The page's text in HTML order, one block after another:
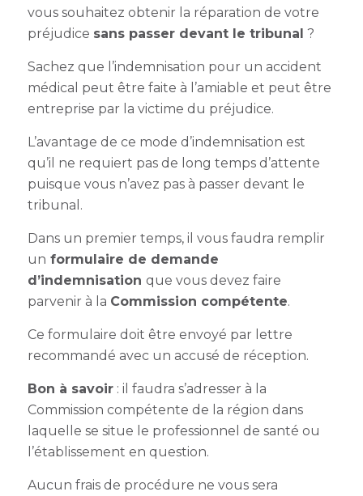
vous souhaitez obtenir la réparation de votre
préjudice sans passer devant le tribunal ?
Sachez que l’indemnisation pour un accident
médical peut être faite à l’amiable et peut être
entreprise par la victime du préjudice.
L’avantage de ce mode d’indemnisation est
qu’il ne requiert pas de long temps d’attente
puisque vous n’avez pas à passer devant le
tribunal.
Dans un premier temps, il vous faudra remplir
un formulaire de demande
d’indemnisation que vous devez faire
parvenir à la Commission compétente.
Ce formulaire doit être envoyé par lettre
recommandé avec un accusé de réception.
Bon à savoir: il faudra s’adresser à la
Commission compétente de la région dans
laquelle se situe le professionnel de santé ou
l’établissement en question.
Aucun frais de procédure ne vous sera